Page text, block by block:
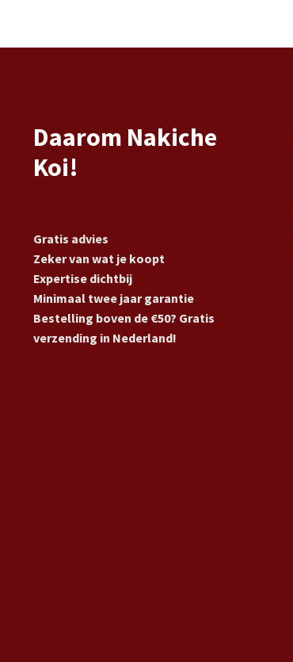
Daarom Nakiche
Koi!
Gratis advies
Zeker van wat je koopt
Expertise dichtbij
Minimaal twee jaar garantie
Bestelling boven de €50? Gratis
verzending in Nederland!